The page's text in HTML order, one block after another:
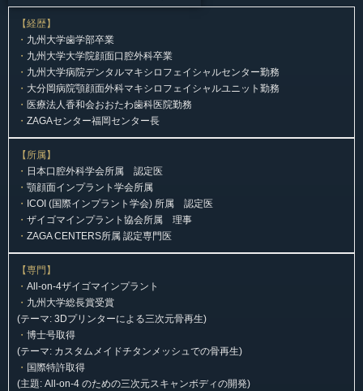
【経歴】
・ 九州大学歯学部卒業
・ 九州大学大学院顔面口腔外科卒業
・ 九州大学病院デンタルマキシロフェイシャルセンター勤務
・ 大分岡病院顎顔面外科マキシロフェイシャルユニット勤務
・ 医療法人香和会おおたわ歯科医院勤務
・ ZAGAセンター福岡センター長
【所属】
・ 日本口腔外科学会所属 認定医
・ 顎顔面インプラント学会所属
・ ICOI (国際インプラント学会) 所属 認定医
・ ザイゴマインプラント協会所属 理事
・ ZAGA CENTERS所属 認定専門医
【専門】
・ All-on-4ザイゴマインプラント
・ 九州大学総長賞受賞
(テーマ: 3Dプリンターによる三次元骨再生)
・ 博士号取得
(テーマ: カスタムメイドチタンメッシュでの骨再生)
・ 国際特許取得
(主題: All-on-4 のための三次元スキャンボディの開発)